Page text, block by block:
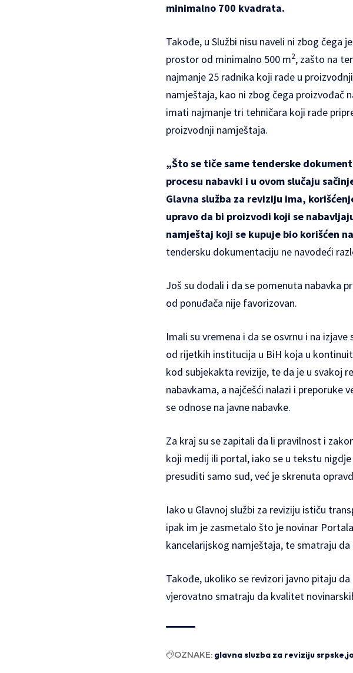
minimalno 700 kvadrata.
Takođe, u Službi nisu naveli ni zbog čega
prostor od minimalno 500 m2, zašto na
najmanje 25 radnika koji rade u
namještaja, kao ni zbog čega proizvođač
imati najmanje tri tehničara koji rade
proizvodnji namještaja.
„Što se tiče same tenderske
procesu nabavki i u ovom slučaju
Glavna služba za reviziju ima,
upravo da bi proizvodi koji se
namještaj koji se kupuje bio korišćen
tendersku dokumentaciju ne navodeći
Još su dodali i da se pomenuta nabavka
od ponuđača nije favorizovan.
Imali su vremena i da se osvrnu i na
od rijetkih institucija u BiH koja u
kod subjekakta revizije, te da je u svakoj
nabavkama, a najčešći nalazi i preporuke
se odnose na javne nabavke.
Za kraj su se zapitali da li pravilnost i
koji medij ili portal, iako se u tekstu
presuditi samo sud, već je skrenuta
Iako u Glavnoj službi za reviziju ističu
ipak im je zasmetalo što je novinar Portala
kancelarijskog namještaja, te smatraju
Takođe, ukoliko se revizori javno pitaju
vjerovatno smatraju da kvalitet
OZNAKE: glavna sluzba za reviziju srpske